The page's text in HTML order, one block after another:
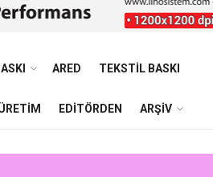
ARED TEKSTIL BASKI
EDITÖRDEN ARŞIV